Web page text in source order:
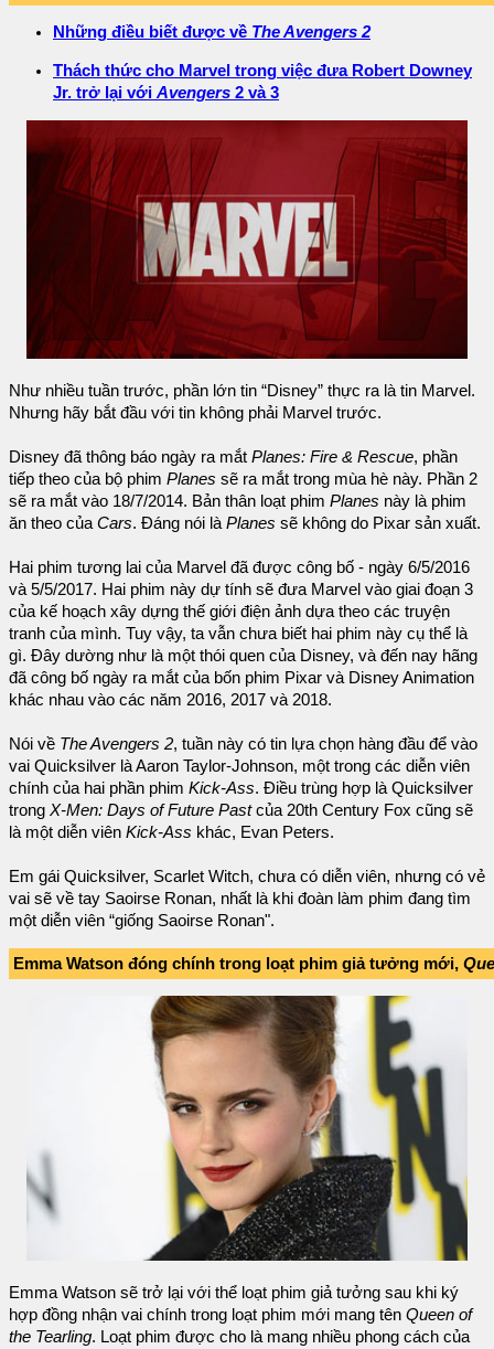
Những điều biết được về The Avengers 2
Thách thức cho Marvel trong việc đưa Robert Downey
Jr. trở lại với Avengers 2 và 3
Như nhiều tuần trước, phần lớn tin “Disney” thực ra là tin Marvel.
Nhưng hãy bắt đầu với tin không phải Marvel trước.
Disney đã thông báo ngày ra mắt Planes: Fire & Rescue, phần
tiếp theo của bộ phim Planes sẽ ra mắt trong mùa hè này. Phần 2
sẽ ra mắt vào 18/7/2014. Bản thân loạt phim Planes này là phim
ăn theo củaCars. Đáng nói làPlanes sẽ không do Pixar sản xuất.
Hai phim tương lai của Marvel đã được công bố - ngày 6/5/2016
và 5/5/2017. Hai phim này dự tính sẽ đưa Marvel vào giai đoạn 3
của kế hoạch xây dựng thế giới điện ảnh dựa theo các truyện
tranh của mình. Tuy vậy, ta vẫn chưa biết hai phim này cụ thể là
gì. Đây dường như là một thói quen của Disney, và đến nay hãng
đã công bố ngày ra mắt của bốn phim Pixar và Disney Animation
khác nhau vào các năm 2016, 2017 và 2018.
Nói về The Avengers 2, tuần này có tin lựa chọn hàng đầu để vào
vai Quicksilver là Aaron Taylor-Johnson, một trong các diễn viên
chính của hai phần phim Kick-Ass. Điều trùng hợp là Quicksilver
trong X-Men: Days of Future Pastcủa 20th Century Fox cũng sẽ
là một diễn viên Kick-Ass khác, Evan Peters.
Em gái Quicksilver, Scarlet Witch, chưa có diễn viên, nhưng có vẻ
vai sẽ về tay Saoirse Ronan, nhất là khi đoàn làm phim đang tìm
một diễn viên “giống Saoirse Ronan".
Emma Watson đóng chính trong loạt phim giả tưởng mới,
Emma Watson sẽ trở lại với thể loạt phim giả tưởng sau khi ký
hợp đồng nhận vai chính trong loạt phim mới mang tên Queen of
the Tearling. Loạt phim được cho là mang nhiều phong cách của